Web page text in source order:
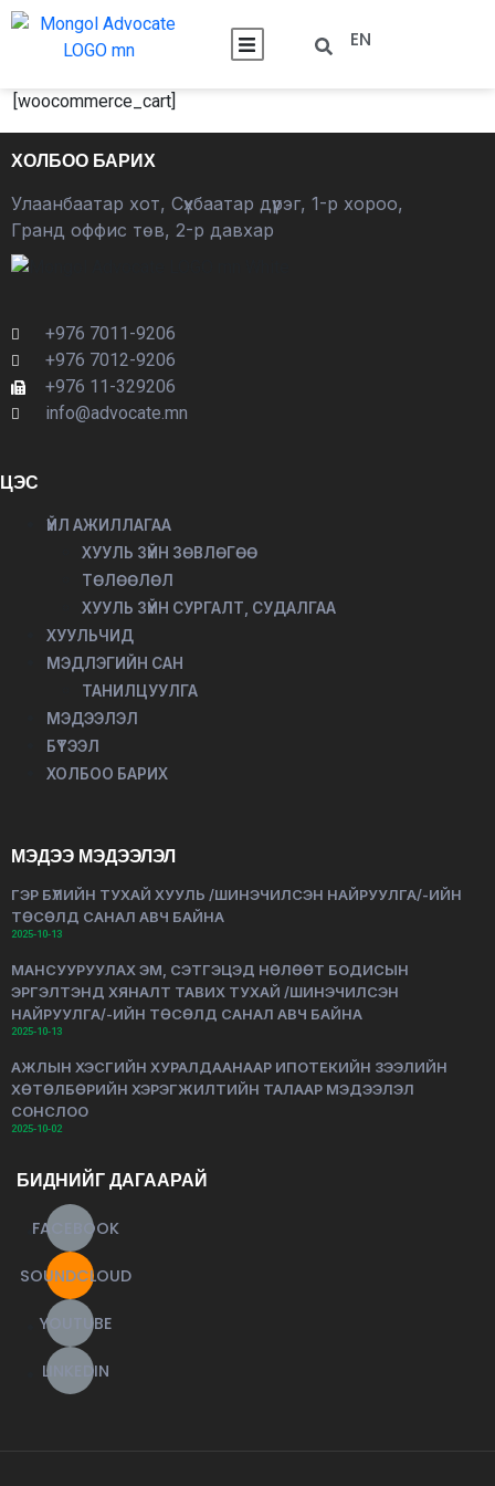
EN
[woocommerce_cart]
ХОЛБОО БАРИХ
Улаанбаатар хот, Сүхбаатар дүүрэг, 1-р хороо,
Гранд оффис төв, 2-р давхар
+976 7011-9206
+976 7012-9206
+976 11-329206
info@advocate.mn
ЦЭС
ҮЙЛ АЖИЛЛАГАА
ХУУЛЬ ЗҮЙН ЗӨВЛӨГӨӨ
ТӨЛӨӨЛӨЛ
ХУУЛЬ ЗҮЙН СУРГАЛТ, СУДАЛГАА
ХУУЛЬЧИД
МЭДЛЭГИЙН САН
ТАНИЛЦУУЛГА
МЭДЭЭЛЭЛ
БҮТЭЭЛ
ХОЛБОО БАРИХ
МЭДЭЭ МЭДЭЭЛЭЛ
ГЭР БҮЛИЙН ТУХАЙ ХУУЛЬ /ШИНЭЧИЛСЭН НАЙРУУЛГА/-ИЙН
ТӨСӨЛД САНАЛ АВЧ БАЙНА
2025-10-13
МАНСУУРУУЛАХ ЭМ, СЭТГЭЦЭД НӨЛӨӨТ БОДИСЫН
ЭРГЭЛТЭНД ХЯНАЛТ ТАВИХ ТУХАЙ /ШИНЭЧИЛСЭН
НАЙРУУЛГА/-ИЙН ТӨСӨЛД САНАЛ АВЧ БАЙНА
2025-10-13
АЖЛЫН ХЭСГИЙН ХУРАЛДААНААР ИПОТЕКИЙН ЗЭЭЛИЙН
ХӨТӨЛБӨРИЙН ХЭРЭГЖИЛТИЙН ТАЛААР МЭДЭЭЛЭЛ
СОНСЛОО
2025-10-02
БИДНИЙГ ДАГААРАЙ
FACEBOOK
SOUNDCLOUD
YOUTUBE
LINKEDIN